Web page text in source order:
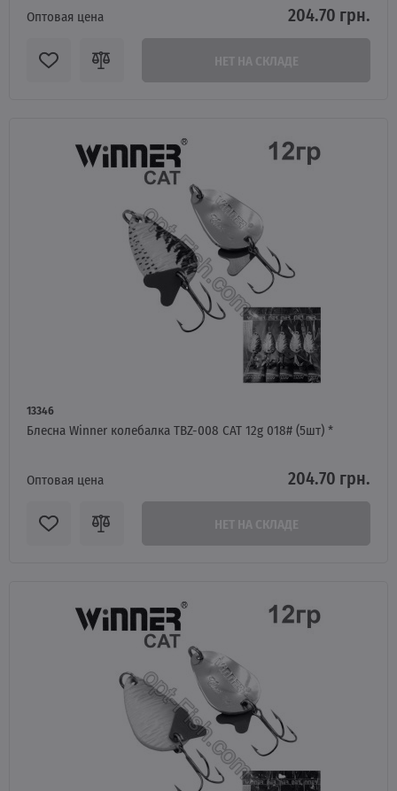
Оптовая цена 204.70 грн.
13346
Блесна Winner колебалка TBZ-008 CAT 12g 018# (5шт) *
Оптовая цена 204.70 грн.